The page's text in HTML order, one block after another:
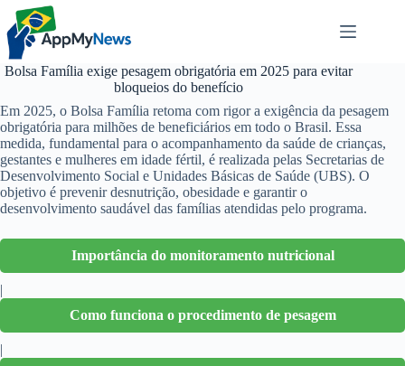
Pular
para
conteúdo
Bolsa Família exige pesagem obrigatória em 2025 para evitar
bloqueios do benefício
Em 2025, o Bolsa Família retoma com rigor a exigência da pesagem
obrigatória para milhões de beneficiários em todo o Brasil. Essa
medida, fundamental para o acompanhamento da saúde de crianças,
gestantes e mulheres em idade fértil, é realizada pelas Secretarias de
Desenvolvimento Social e Unidades Básicas de Saúde (UBS). O
objetivo é prevenir desnutrição, obesidade e garantir o
desenvolvimento saudável das famílias atendidas pelo programa.
Importância do monitoramento nutricional
|
Como funciona o procedimento de pesagem
|